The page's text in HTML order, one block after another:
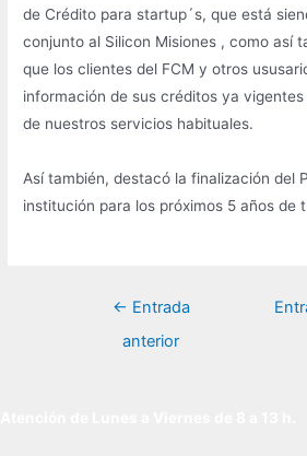
de Crédito para startup´s, que está
conjunto al Silicon Misiones , como así
que los clientes del FCM y otros
información de sus créditos ya
de nuestros servicios habituales.
Así también, destacó la finalización del
institución para los próximos 5 años de
Navegación
← Entrada
anterior